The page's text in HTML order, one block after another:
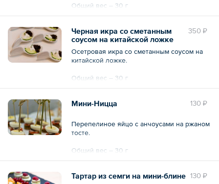
Общий вес – 30 г
350 ₽
Черная икра со сметанным
соусом на китайской ложке
Осетровая икра со сметанным соусом на
китайской ложке.
Общий вес – 30 г
130 ₽
Мини-Ницца
Перепелиное яйцо с анчоусами на ржаном
тосте.
Общий вес – 30 г
130 ₽
Тартар из семги на мини-блине